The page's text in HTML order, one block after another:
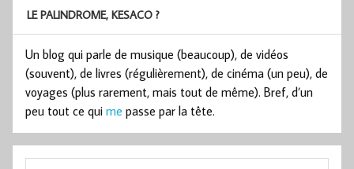
LE PALINDROME, KESACO ?
Un blog qui parle de musique (beaucoup), de vidéos
(souvent), de livres (régulièrement), de cinéma (un peu), de
voyages (plus rarement, mais tout de même). Bref, d’un
peu tout ce qui me passe par la tête.